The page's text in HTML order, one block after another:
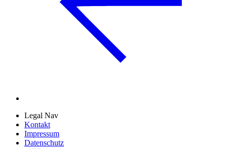
Legal Nav
Kontakt
Impressum
Datenschutz